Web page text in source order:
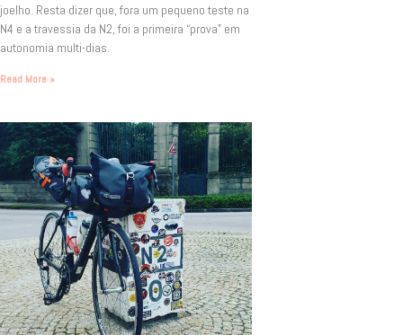
joelho. Resta dizer que, fora um pequeno teste na
N4 e a travessia da N2, foi a primeira “prova” em
autonomia multi-dias.
Read More »